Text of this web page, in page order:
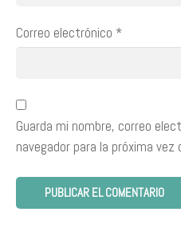
Correo electrónico *
Guarda mi nombre, correo
navegador para la próxima vez